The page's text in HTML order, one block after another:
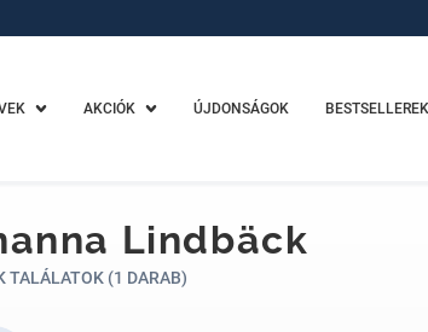
AKCIÓK ÚJDONSÁGOK BESTSELLEREK
Lindbäck
TALÁLATOK (1 DARAB)